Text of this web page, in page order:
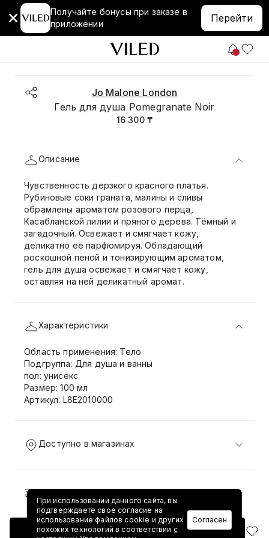
Получайте бонусы при заказе в
приложении
Перейти
Jo Malone London
Гель для душа Pomegranate Noir
16 300 ₸
Добавить в корзину
Описание
Чувственность дерзкого красного платья.
Рубиновые соки граната, малины и сливы
обрамлены ароматом розового перца,
Касабланской лилии и пряного дерева. Тёмный и
загадочный. Освежает и смягчает кожу,
деликатно ее парфюмируя. Обладающий
роскошной пеной и тонизирующим ароматом,
гель для душа освежает и смягчает кожу,
оставляя на ней деликатный аромат.
Характеристики
Область применения: Тело
Подгруппа: Для душа и ванны
пол: унисекс
Размер: 100 мл
Артикул: L8E2010000
Доступно в магазинах
Доставка и возврат
При использовании данного сайта, вы
подтверждаете свое согласие на
использование файлов cookie и других
похожих технологий в соответствии с
Согласен